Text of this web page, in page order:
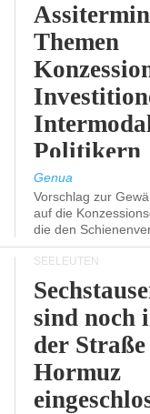
Themen
Politikern
Genua
Vorschlag zur
auf die
die den
SEELEUTEN
sind noch
der
Hormuz